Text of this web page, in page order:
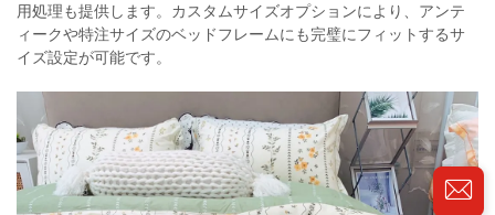
用処理も提供します。カスタムサイズオプションにより、アンテ
ィークや特注サイズのベッドフレームにも完璧にフィットするサ
イズ設定が可能です。